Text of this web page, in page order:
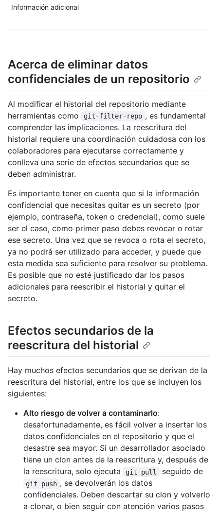
Información adicional
Acerca de eliminar datos
confidenciales de un repositorio
Al modificar el historial del repositorio mediante
herramientas como
git-filter-repo , es fundamental
comprender las implicaciones. La reescritura del
historial requiere una coordinación cuidadosa con los
colaboradores para ejecutarse correctamente y
conlleva una serie de efectos secundarios que se
deben administrar.
Es importante tener en cuenta que si la información
confidencial que necesitas quitar es un secreto (por
ejemplo, contraseña, token o credencial), como suele
ser el caso, como primer paso debes revocar o rotar
ese secreto. Una vez que se revoca o rota el secreto,
ya no podrá ser utilizado para acceder, y puede que
esta medida sea suficiente para resolver su problema.
Es posible que no esté justificado dar los pasos
adicionales para reescribir el historial y quitar el
secreto.
Efectos secundarios de la
reescritura del historial
Hay muchos efectos secundarios que se derivan de la
reescritura del historial, entre los que se incluyen los
siguientes:
Alto riesgo de volver a contaminarlo:
desafortunadamente, es fácil volver a insertar los
datos confidenciales en el repositorio y que el
desastre sea mayor. Si un desarrollador asociado
tiene un clon antes de la reescritura y, después de
la reescritura, solo ejecuta
git pull seguido de
git push , se devolverán los datos
confidenciales. Deben descartar su clon y volverlo
a clonar, o bien seguir con atención varios pasos